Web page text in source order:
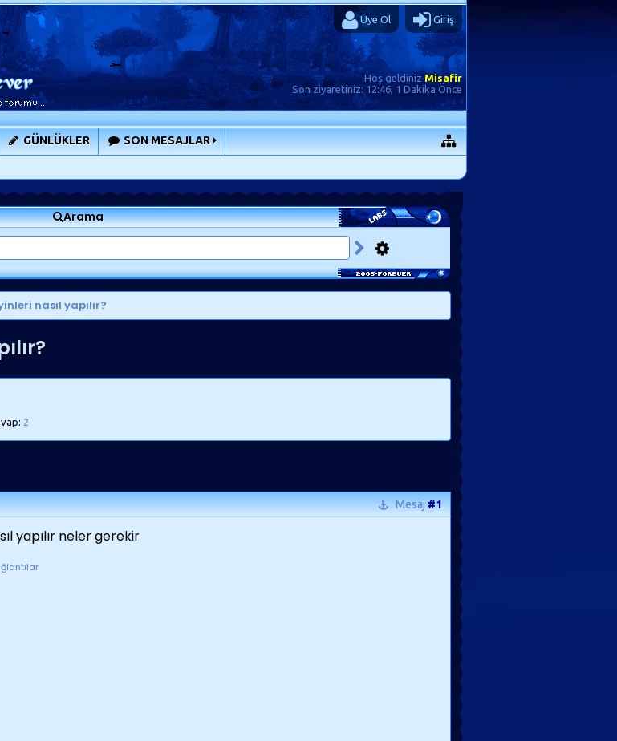
Üye Ol Giriş
Hoş geldiniz Misafir
Son ziyaretiniz:12:46, 1 Dakika Önce
GÜNLÜKLER SON MESAJLAR
Arama
nasıl yapılır?
2
Mesaj#1
yapılır neler gerekir